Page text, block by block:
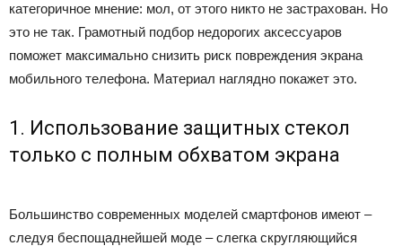
категоричное мнение: мол, от этого никто не застрахован. Но
это не так. Грамотный подбор недорогих аксессуаров
поможет максимально снизить риск повреждения экрана
мобильного телефона. Материал наглядно покажет это.
1. Использование защитных стекол
только с полным обхватом экрана
Большинство современных моделей смартфонов имеют –
следуя беспощаднейшей моде – слегка скругляющийся